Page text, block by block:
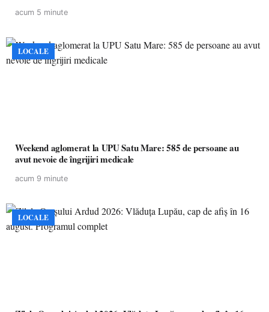
acum 5 minute
LOCALE
Weekend aglomerat la UPU Satu Mare: 585 de persoane au
avut nevoie de îngrijiri medicale
acum 9 minute
LOCALE